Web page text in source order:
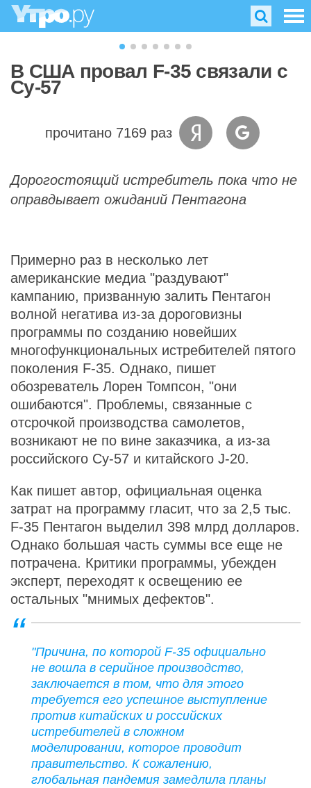
В США провал F-35 связали с
Су-57
прочитано 7169 раз
Дорогостоящий истребитель пока что не
оправдывает ожиданий Пентагона
Примерно раз в несколько лет
американские медиа "раздувают"
кампанию, призванную залить Пентагон
волной негатива из-за дороговизны
программы по созданию новейших
многофункциональных истребителей пятого
поколения F-35. Однако, пишет
обозреватель Лорен Томпсон, "они
ошибаются". Проблемы, связанные с
отсрочкой производства самолетов,
возникают не по вине заказчика, а из-за
российского Су-57 и китайского J-20.
Как пишет автор, официальная оценка
затрат на программу гласит, что за 2,5 тыс.
F-35 Пентагон выделил 398 млрд долларов.
Однако большая часть суммы все еще не
потрачена. Критики программы, убежден
эксперт, переходят к освещению ее
остальных "мнимых дефектов".
"Причина, по которой F-35 официально
не вошла в серийное производство,
заключается в том, что для этого
требуется его успешное выступление
против китайских и российских
истребителей в сложном
моделировании, которое проводит
правительство. К сожалению,
глобальная пандемия замедлила планы